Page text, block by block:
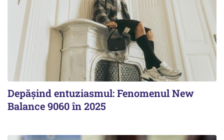
Depășind entuziasmul: Fenomenul New
Balance 9060 în 2025